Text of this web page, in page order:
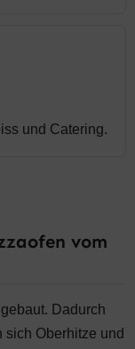
und Catering.
vom
Dadurch
Oberhitze und